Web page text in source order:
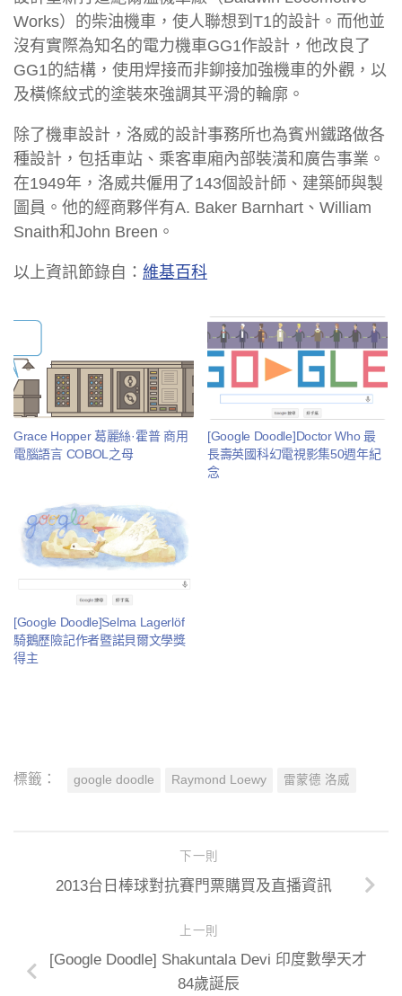
Works）的柴油機車，使人聯想到T1的設計。而他並
沒有實際為知名的電力機車GG1作設計，他改良了
GG1的結構，使用焊接而非鉚接加強機車的外觀，以
及橫條紋式的塗裝來強調其平滑的輪廓。
除了機車設計，洛威的設計事務所也為賓州鐵路做各
種設計，包括車站、乘客車廂內部裝潢和廣告事業。
在1949年，洛威共僱用了143個設計師、建築師與製
圖員。他的經商夥伴有A. Baker Barnhart、William
Snaith和John Breen。
以上資訊節錄自： 維基百科
Grace Hopper 葛麗絲·霍普 商用
電腦語言 COBOL之母
[Google Doodle]Doctor Who 最
長壽英國科幻電視影集50週年紀
念
[Google Doodle]Selma Lagerlöf
騎鵝歷險記作者暨諾貝爾文學獎
得主
標籤： google doodle Raymond Loewy 雷蒙德 洛威
下一則
2013台日棒球對抗賽門票購買及直播資訊
上一則
[Google Doodle] Shakuntala Devi 印度數學天才
84歲誕辰